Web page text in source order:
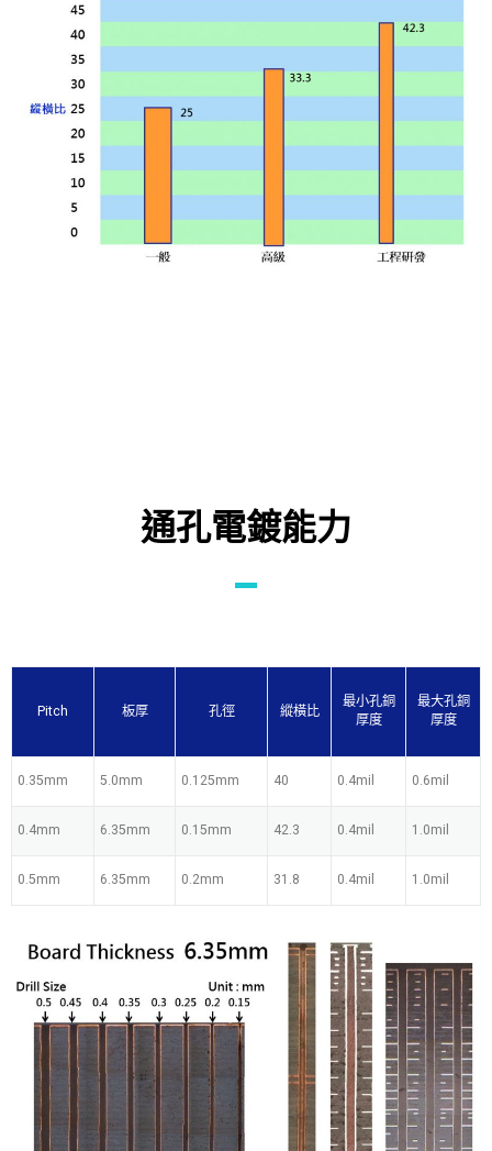
通孔電鍍能力
Pitch 板厚 孔徑 縱橫比
最小孔銅
厚度
最大孔銅
厚度
0.35mm 5.0mm 0.125mm 40 0.4mil 0.6mil
0.4mm 6.35mm 0.15mm 42.3 0.4mil 1.0mil
0.5mm 6.35mm 0.2mm 31.8 0.4mil 1.0mil